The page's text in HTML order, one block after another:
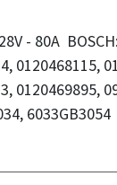
- 80A
0120468115,
0120469895,